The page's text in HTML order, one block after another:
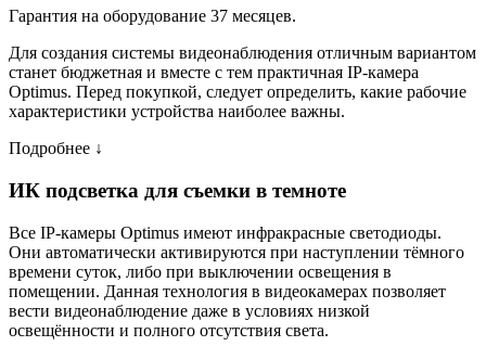
Гарантия на оборудование 37 месяцев.
Для создания системы видеонаблюдения отличным вариантом
станет бюджетная и вместе с тем практичная IP-камера
Optimus. Перед покупкой, следует определить, какие рабочие
характеристики устройства наиболее важны.
Подробнее ↓
ИК подсветка для съемки в темноте
Все IP-камеры Optimus имеют инфракрасные светодиоды.
Они автоматически активируются при наступлении тёмного
времени суток, либо при выключении освещения в
помещении. Данная технология в видеокамерах позволяет
вести видеонаблюдение даже в условиях низкой
освещённости и полного отсутствия света.